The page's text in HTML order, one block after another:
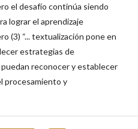
el desafío continúa siendo
lograr el aprendizaje
(3) “... textualización pone en
estrategias de
reconocer y establecer
procesamiento y